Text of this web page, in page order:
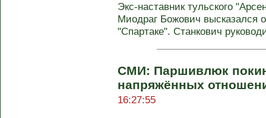
Экс-наставник тульского
Миодраг Божович высказался
"Спартаке". Станкович
СМИ: Паршивлюк
напряжённых
16:27:55